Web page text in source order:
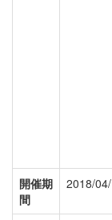
開催期
間
2018/